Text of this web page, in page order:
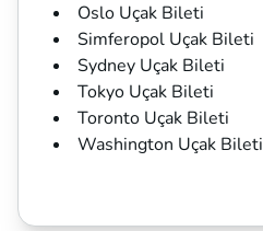
Oslo Uçak Bileti
Simferopol Uçak Bileti
Sydney Uçak Bileti
Tokyo Uçak Bileti
Toronto Uçak Bileti
Washington Uçak Bileti